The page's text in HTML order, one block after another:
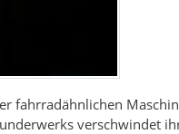
fahrradähnlichen
verschwindet